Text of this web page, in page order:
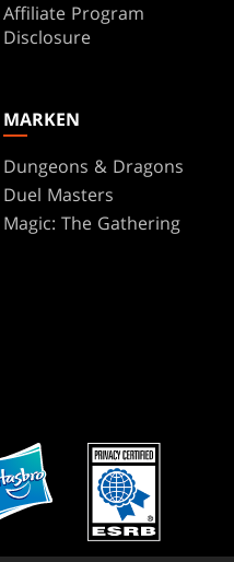
Affiliate Program
Disclosure
MARKEN
Dungeons & Dragons
Duel Masters
Magic: The Gathering